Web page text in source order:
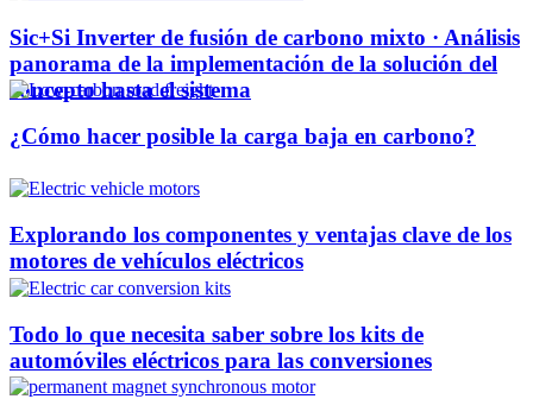
Sic+Si Inverter de fusión de carbono mixto · Análisis
panorama de la implementación de la solución del
concepto hasta el sistema
¿Cómo hacer posible la carga baja en carbono?
Explorando los componentes y ventajas clave de los
motores de vehículos eléctricos
Todo lo que necesita saber sobre los kits de
automóviles eléctricos para las conversiones